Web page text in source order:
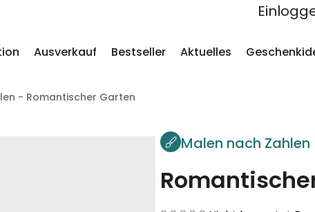
Ausverkauf Bestseller Aktuelles
- Romantischer Garten
Malen nach Zahlen